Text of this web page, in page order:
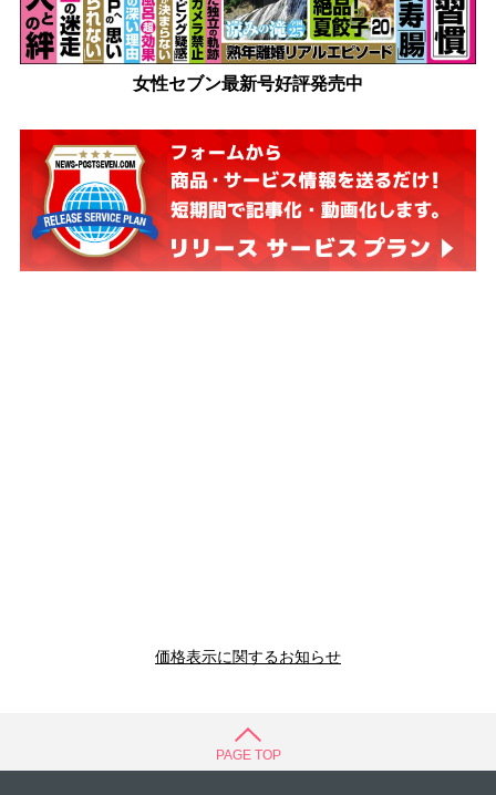
女性セブン最新号好評発売中
価格表示に関するお知らせ
PAGE TOP